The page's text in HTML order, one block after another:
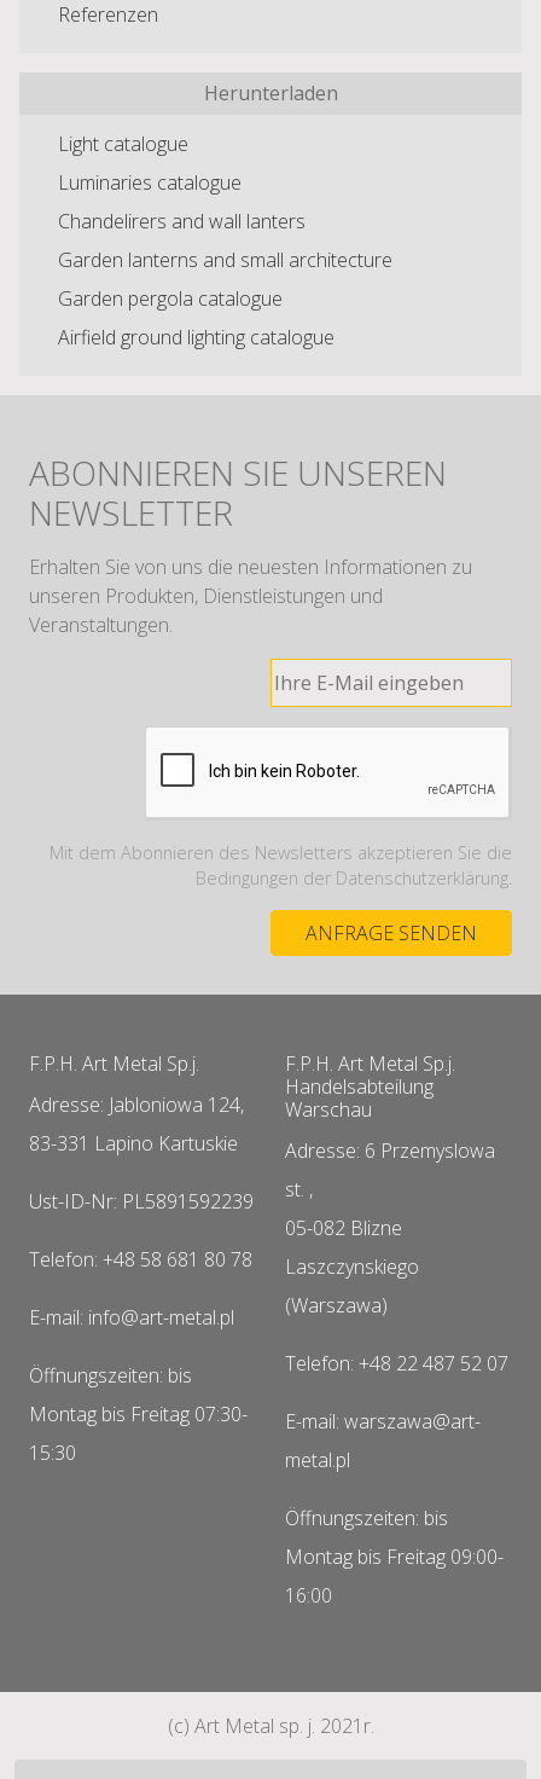
Referenzen
Herunterladen
Light catalogue
Luminaries catalogue
Chandelirers and wall lanters
Garden lanterns and small architecture
Garden pergola catalogue
Airfield ground lighting catalogue
ABONNIEREN SIE UNSEREN
NEWSLETTER
Erhalten Sie von uns die neuesten Informationen zu
unseren Produkten, Dienstleistungen und
Veranstaltungen.
Mit dem Abonnieren des Newsletters akzeptieren Sie die
Bedingungen der Datenschutzerklärung.
F.P.H. Art Metal Sp.j.
Adresse: Jabloniowa 124,
83-331 Lapino Kartuskie
Ust-ID-Nr: PL5891592239
Telefon: +48 58 681 80 78
E-mail: info@art-metal.pl
Öffnungszeiten: bis
Montag bis Freitag 07:30-
15:30
F.P.H. Art Metal Sp.j.
Handelsabteilung
Warschau
Adresse: 6 Przemyslowa
st. ,
05-082 Blizne
Laszczynskiego
(Warszawa)
Telefon: +48 22 487 52 07
E-mail: warszawa@art-
metal.pl
Öffnungszeiten: bis
Montag bis Freitag 09:00-
16:00
(c) Art Metal sp. j. 2021r.